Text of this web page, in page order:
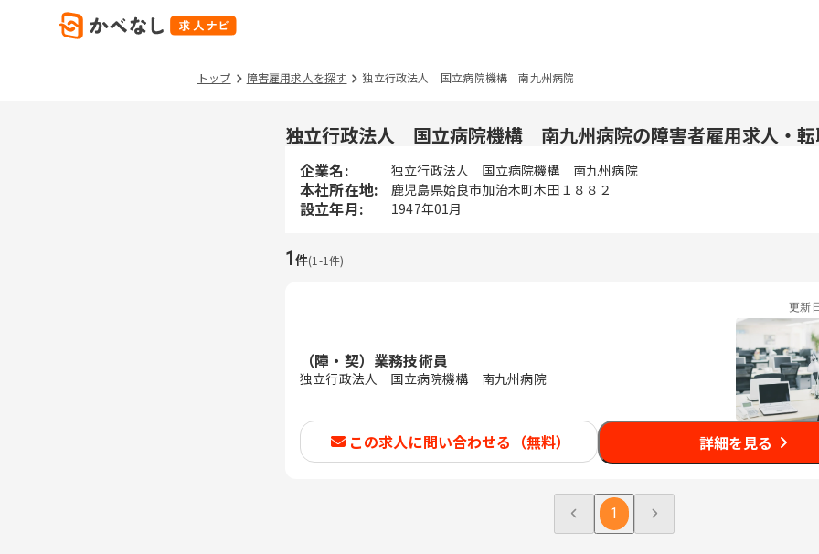
トップ 障害雇用求人を探す 独立行政法人 国立病院機構 南九州病院
独立行政法人 国立病院機構 南九州病院の障害者雇用求人・転
企業名: 独立行政法人 国立病院機構 南九州病院
本社所在地: 鹿児島県姶良市加治木町木田１８８２
設立年月: 1947年01月
1 件(1 -1件)
更新
（障・契）業務技術員
独立行政法人 国立病院機構 南九州病院
この求人に問い合わせる（無料） 詳細を見る
1